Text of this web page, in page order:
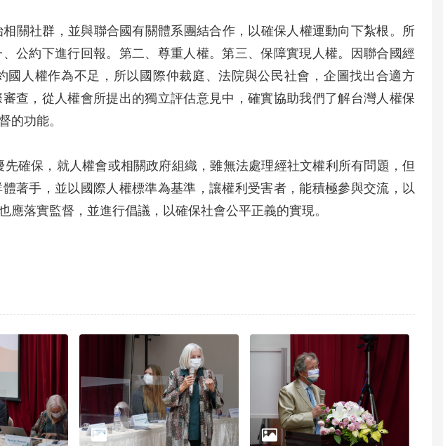
關社群，並與聯合國有關體系團結合作，以確保人權運動向下紮根。所
公約下進行回報。第二、尊重人權。第三、保障實現人權。因聯合國經
人權作為不足，所以國際仲裁庭、法院與公民社會，企圖找出合適方
查，從人權會所提出的獨立評估意見中，確實協助我們了解台灣人權保
的功能。
確保，就人權會或相關政府組織，雖無法處理經社文權利所有問題，但
著手，並以國際人權標準為基準，讓權利受害者，能積極參與交流，以
落實監督，並進行倡議，以確保社會公平正義的實現。